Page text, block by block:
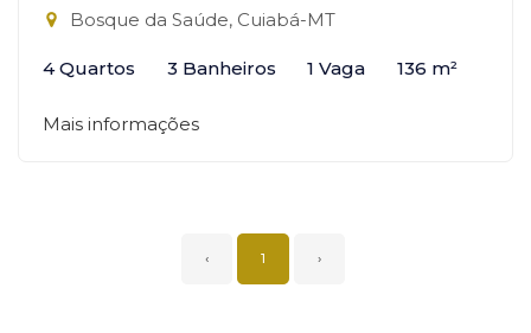
Bosque da Saúde, Cuiabá-MT
4 Quartos 3 Banheiros 1 Vaga 136 m²
Mais informações
‹ 1 ›